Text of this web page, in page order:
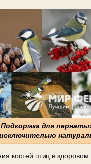
Подкормка для
костей птиц в здоровом